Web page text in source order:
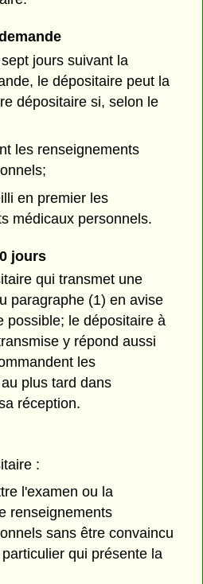
jours suivant la
le dépositaire peut la
dépositaire si, selon le
les renseignements
en premier les
médicaux personnels.
jours
qui transmet une
paragraphe (1) en avise
possible; le dépositaire à
y répond aussi
les
plus tard dans
réception.
:
l'examen ou la
renseignements
sans être convaincu
qui présente la